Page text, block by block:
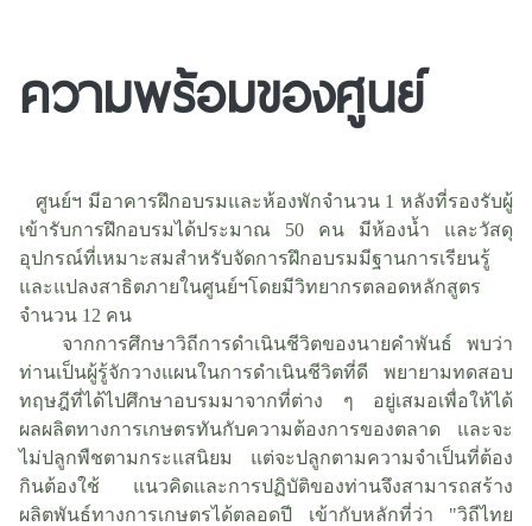
ความพร้อมของศูนย์
ศูนย์ฯ มีอาคารฝึกอบรมและห้องพักจำนวน 1 หลังที่รองรับผู้
เข้ารับการฝึกอบรมได้ประมาณ 50 คน มีห้องน้ำ และวัสดุ
อุปกรณ์ที่เหมาะสมสำหรับจัดการฝึกอบรมมีฐานการเรียนรู้
และแปลงสาธิตภายในศูนย์ฯโดยมีวิทยากรตลอดหลักสูตร
จำนวน 12 คน
จากการศึกษาวิถีการดำเนินชีวิตของนายคำพันธ์ พบว่า
ท่านเป็นผู้รู้จักวางแผนในการดำเนินชีวิตที่ดี พยายามทดสอบ
ทฤษฎีที่ได้ไปศึกษาอบรมมาจากที่ต่าง ๆ อยู่เสมอเพื่อให้ได้
ผลผลิตทางการเกษตรทันกับความต้องการของตลาด และจะ
ไม่ปลูกพืชตามกระแสนิยม แต่จะปลูกตามความจำเป็นที่ต้อง
กินต้องใช้ แนวคิดและการปฏิบัติของท่านจึงสามารถสร้าง
ผลิตพันธ์ทางการเกษตรได้ตลอดปี เข้ากับหลักที่ว่า "วิถีไทย